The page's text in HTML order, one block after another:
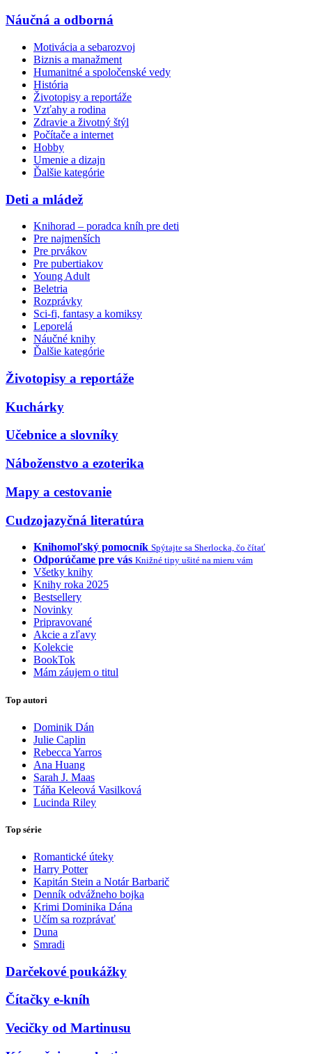
Náučná a odborná
Motivácia a sebarozvoj
Biznis a manažment
Humanitné a spoločenské vedy
História
Životopisy a reportáže
Vzťahy a rodina
Zdravie a životný štýl
Počítače a internet
Hobby
Umenie a dizajn
Ďalšie kategórie
Deti a mládež
Knihorad – poradca kníh pre deti
Pre najmenších
Pre prvákov
Pre pubertiakov
Young Adult
Beletria
Rozprávky
Sci-fi, fantasy a komiksy
Leporelá
Náučné knihy
Ďalšie kategórie
Životopisy a reportáže
Kuchárky
Učebnice a slovníky
Náboženstvo a ezoterika
Mapy a cestovanie
Cudzojazyčná literatúra
Knihomoľský pomocník Spýtajte sa Sherlocka, čo čítať
Odporúčame pre vás Knižné tipy ušité na mieru vám
Všetky knihy
Knihy roka 2025
Bestsellery
Novinky
Pripravované
Akcie a zľavy
Kolekcie
BookTok
Mám záujem o titul
Top autori
Dominik Dán
Julie Caplin
Rebecca Yarros
Ana Huang
Sarah J. Maas
Táňa Keleová Vasilková
Lucinda Riley
Top série
Romantické úteky
Harry Potter
Kapitán Stein a Notár Barbarič
Denník odvážneho bojka
Krimi Dominika Dána
Učím sa rozprávať
Duna
Smradi
Darčekové poukážky
Čítačky e-kníh
Vecičky od Martinusu